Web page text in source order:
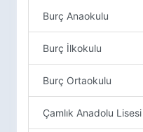
Burç Anaokulu
Burç İlkokulu
Burç Ortaokulu
Çamlık Anadolu Lisesi